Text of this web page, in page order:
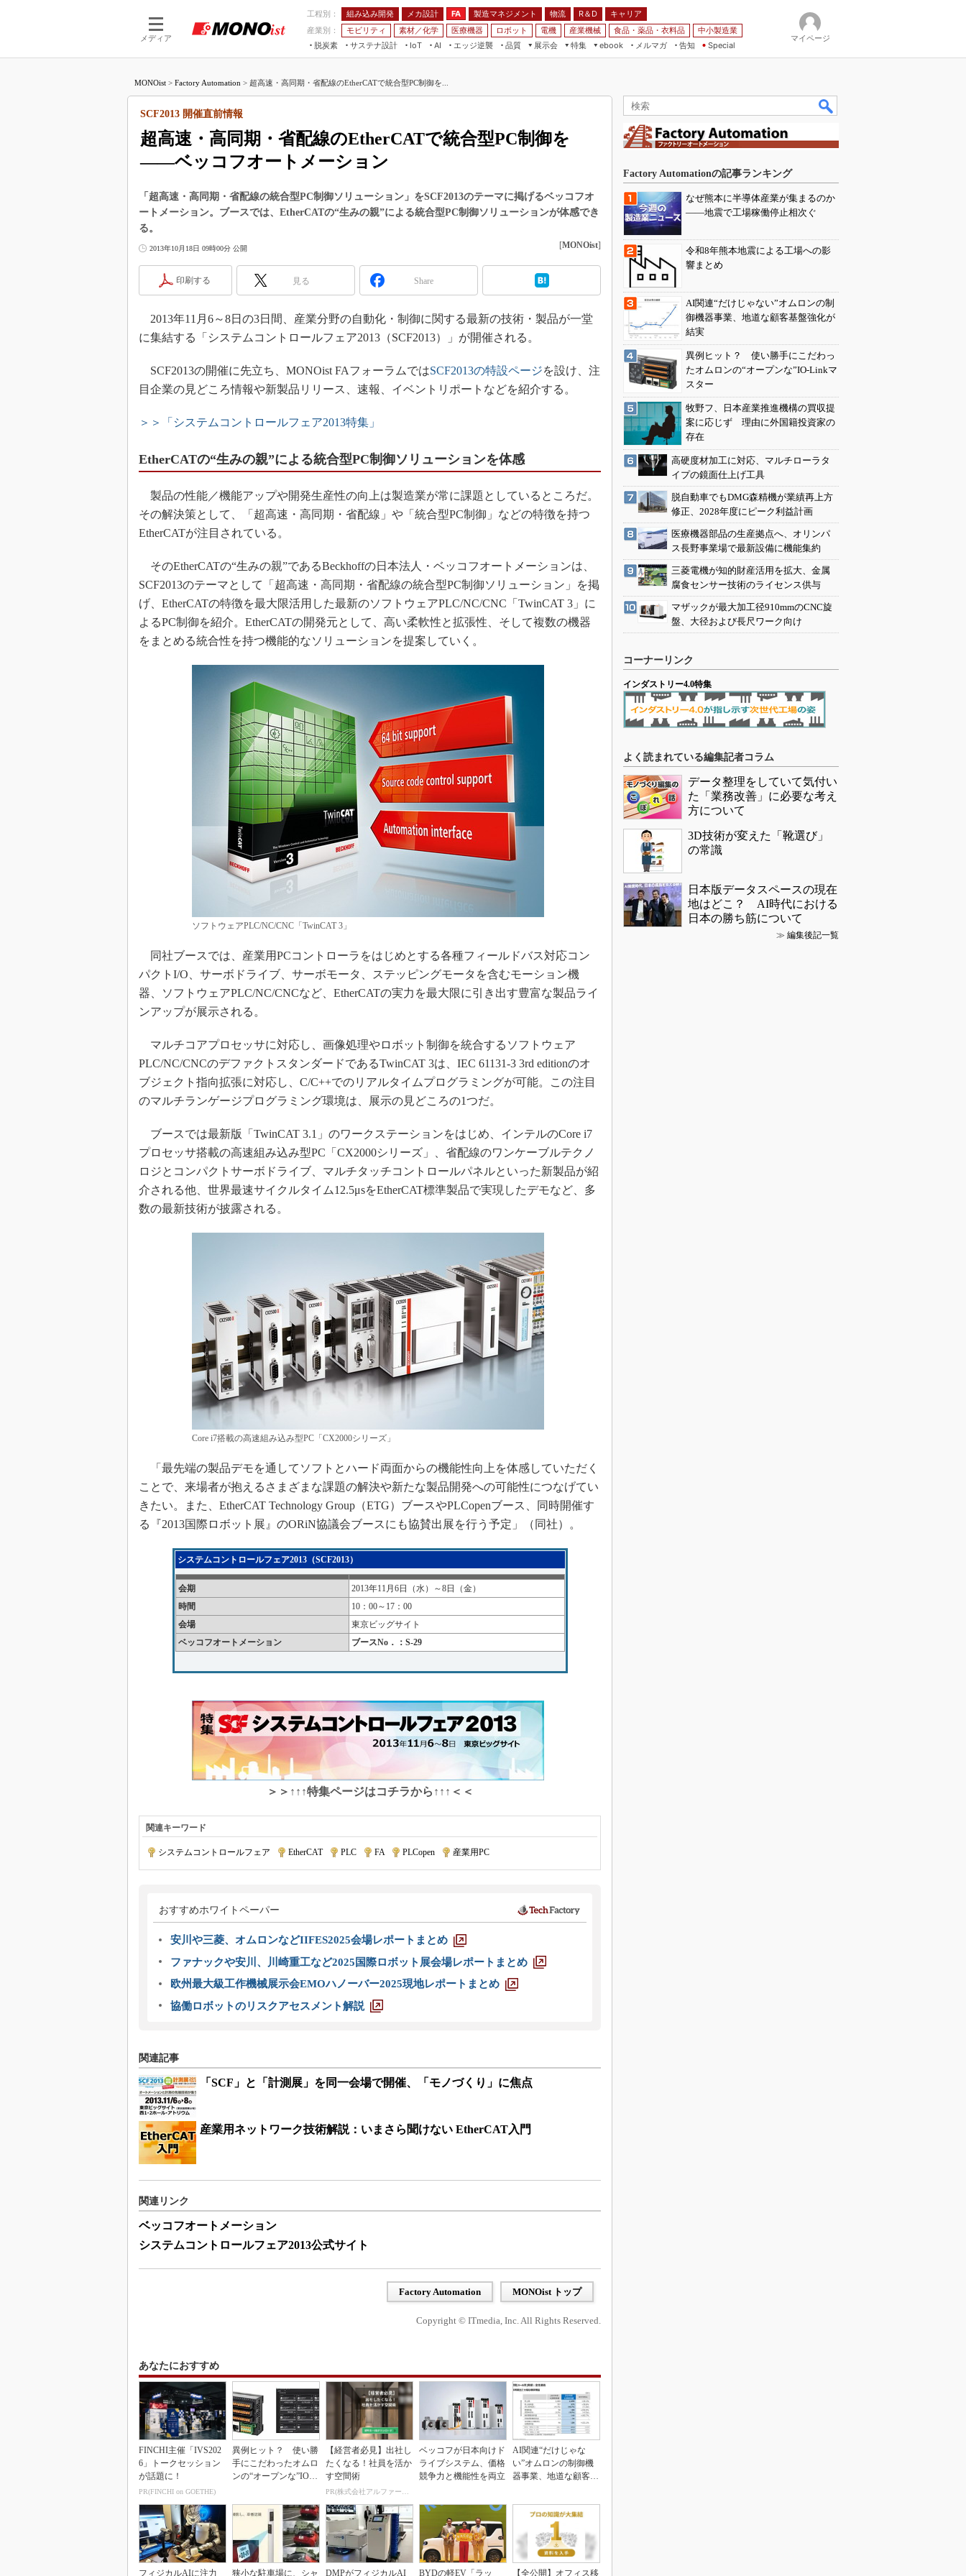
メディア
工程別： 組み込み開発 メカ設計 FA 製造マネジメント 物流 R＆D
キャリア
産業別：
モビリティ 素材／化学 医療機器 ロボット 電機 産業機械 食品・薬品・衣料品
中小製造業
脱炭素
サステナ設計
IoT
つながる工場
AI
AI×設備保全
エッジ逆襲 品質
展示会
JIMTOF
IIFES
TECHNO-FRONTIER
AUTOMOTIVE WORLD
産業オープンネット展
特集
つながるクルマ
VR／AR
フィールドサービス
組み込み画像技術
組み込みモデリング
ISO26262
3Dプリンタ
S＆OP
インダストリー4.0
メイドインジャパン
知財マネジメント
制御セキュリティ
新型コロナへの対応
ebook
FA
モビリティ
メルマガ
告知 Special
マイページ
MONOist > Factory Automation > 超高速・高同期・省配線のEtherCATで統合型PC制御を...
超高速・高同期・省配線のEtherCATで統合型PC制御を
――ベッコフオートメーション
SCF2013 開催直前情報
「超高速・高同期・省配線の統合型PC制御ソリューション」をSCF2013のテーマに掲げるベッコフオ
ートメーション。ブースでは、EtherCATの“生みの親”による統合型PC制御ソリューションが体感でき
る。
2013年10月18日 09時00分 公開 [MONOist]
印刷する 見る Share
2013年11月6～8日の3日間、産業分野の自動化・制御に関する最新の技術・製品が一堂
に集結する「システムコントロールフェア2013（SCF2013）」が開催される。
SCF2013の開催に先立ち、MONOist FAフォーラムではSCF2013の特設ページを設け、注
目企業の見どころ情報や新製品リリース、速報、イベントリポートなどを紹介する。
＞＞「システムコントロールフェア2013特集」
EtherCATの“生みの親”による統合型PC制御ソリューションを体感
製品の性能／機能アップや開発生産性の向上は製造業が常に課題としているところだ。
その解決策として、「超高速・高同期・省配線」や「統合型PC制御」などの特徴を持つ
EtherCATが注目されている。
そのEtherCATの“生みの親”であるBeckhoffの日本法人・ベッコフオートメーションは、
SCF2013のテーマとして「超高速・高同期・省配線の統合型PC制御ソリューション」を掲
げ、EtherCATの特徴を最大限活用した最新のソフトウェアPLC/NC/CNC「TwinCAT 3」に
よるPC制御を紹介。EtherCATの開発元として、高い柔軟性と拡張性、そして複数の機器
をまとめる統合性を持つ機能的なソリューションを提案していく。
ソフトウェアPLC/NC/CNC「TwinCAT 3」
同社ブースでは、産業用PCコントローラをはじめとする各種フィールドバス対応コン
パクトI/O、サーボドライブ、サーボモータ、ステッピングモータを含むモーション機
器、ソフトウェアPLC/NC/CNCなど、EtherCATの実力を最大限に引き出す豊富な製品ライ
ンアップが展示される。
マルチコアプロセッサに対応し、画像処理やロボット制御を統合するソフトウェア
PLC/NC/CNCのデファクトスタンダードであるTwinCAT 3は、IEC 61131-3 3rd editionのオ
ブジェクト指向拡張に対応し、C/C++でのリアルタイムプログラミングが可能。この注目
のマルチランゲージプログラミング環境は、展示の見どころの1つだ。
ブースでは最新版「TwinCAT 3.1」のワークステーションをはじめ、インテルのCore i7
プロセッサ搭載の高速組み込み型PC「CX2000シリーズ」、省配線のワンケーブルテクノ
ロジとコンパクトサーボドライブ、マルチタッチコントロールパネルといった新製品が紹
介される他、世界最速サイクルタイム12.5μsをEtherCAT標準製品で実現したデモなど、多
数の最新技術が披露される。
Core i7搭載の高速組み込み型PC「CX2000シリーズ」
「最先端の製品デモを通してソフトとハード両面からの機能性向上を体感していただく
ことで、来場者が抱えるさまざまな課題の解決や新たな製品開発への可能性につなげてい
きたい。また、EtherCAT Technology Group（ETG）ブースやPLCopenブース、同時開催す
る『2013国際ロボット展』のORiN協議会ブースにも協賛出展を行う予定」（同社）。
システムコントロールフェア2013（SCF2013）
会期
2013年11月6日（水）～8日（金）
時間
10：00～17：00
会場
東京ビッグサイト
ベッコフオートメーション
ブースNo．：S-29
＞＞↑↑↑特集ページはコチラから↑↑↑＜＜
関連キーワード
システムコントロールフェア EtherCAT| PLC FA| PLCopen 産業用PC
おすすめホワイトペーパー
安川や三菱、オムロンなどIIFES2025会場レポートまとめ
ファナックや安川、川崎重工など2025国際ロボット展会場レポートまとめ
欧州最大級工作機械展示会EMOハノーバー2025現地レポートまとめ
協働ロボットのリスクアセスメント解説
関連記事
「SCF」と「計測展」を同一会場で開催、「モノづくり」に焦点
産業用ネットワーク技術解説：いまさら聞けない EtherCAT入門
関連リンク
ベッコフオートメーション
システムコントロールフェア2013公式サイト
Factory Automation MONOist トップ
Copyright © ITmedia, Inc. All Rights Reserved.
あなたにおすすめ
FINCHI主催「IVS202
6」トークセッション
が話題に！
PR(FINCHI on GOETHE)
異例ヒット？ 使い勝
手にこだわったオムロ
ンの“オープンな”IO-L
【経営者必見】出社し
たくなる！社員を活か
す空間術
PR(株式会社アルファーテクノ)
ベッコフが日本向けド
ライブシステム、価格
競争力と機能性を両立
AI関連“だけじゃな
い”オムロンの制御機
器事業、地道な顧客基
フィジカルAIに注力 狭小な駐車場に、シャ DMPがフィジカルAI BYDの軽EV「ラッ 【全公開】オフィス移
Factory Automationの記事ランキング
なぜ熊本に半導体産業が集まるのか
――地震で工場稼働停止相次ぐ
令和8年熊本地震による工場への影
響まとめ
AI関連“だけじゃない”オムロンの制
御機器事業、地道な顧客基盤強化が
結実
異例ヒット？ 使い勝手にこだわっ
たオムロンの“オープンな”IO-Linkマ
スター
牧野フ、日本産業推進機構の買収提
案に応じず 理由に外国籍投資家の
存在
高硬度材加工に対応、マルチローラタ
イプの鏡面仕上げ工具
脱自動車でもDMG森精機が業績再上方
修正、2028年度にピーク利益計画
医療機器部品の生産拠点へ、オリンパ
ス長野事業場で最新設備に機能集約
三菱電機が知的財産活用を拡大、金属
腐食センサー技術のライセンス供与
マザックが最大加工径910mmのCNC旋
盤、大径および長尺ワーク向け
コーナーリンク
インダストリー4.0特集
よく読まれている編集記者コラム
データ整理をしていて気付い
た「業務改善」に必要な考え
方について
3D技術が変えた「靴選び」
の常識
日本版データスペースの現在
地はどこ？ AI時代における
日本の勝ち筋について
≫ 編集後記一覧